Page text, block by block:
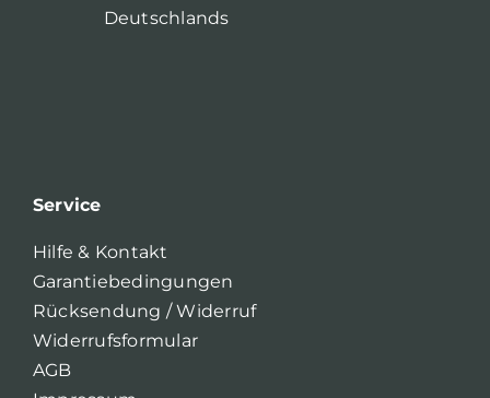
Deutschlands
Service
Hilfe & Kontakt
Garantiebedingungen
Rücksendung / Widerruf
Widerrufsformular
AGB